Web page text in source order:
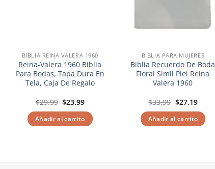
BIBLIA REINA VALERA 1960
Reina-Valera 1960 Biblia
Para Bodas, Tapa Dura En
Tela, Caja De Regalo
$29.99 El
original
era:
$23.99El
actual
es:
Añadir al carrito
BIBLIA PARA MUJERES
Biblia Recuerdo De Boda
Floral Simil Piel Reina
Valera 1960
$33.99 El
original
era:
$27.19El
actual
es:
Añadir al carrito